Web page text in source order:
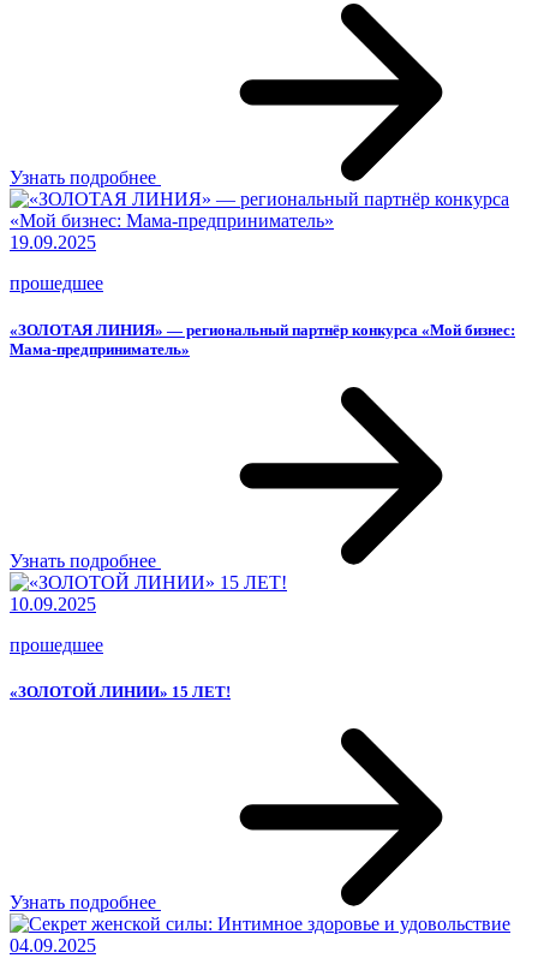
Узнать подробнее
19.09.2025
прошедшее
«ЗОЛОТАЯ ЛИНИЯ» — региональный партнёр конкурса «Мой бизнес:
Мама-предприниматель»
Узнать подробнее
10.09.2025
прошедшее
«ЗОЛОТОЙ ЛИНИИ» 15 ЛЕТ!
Узнать подробнее
04.09.2025